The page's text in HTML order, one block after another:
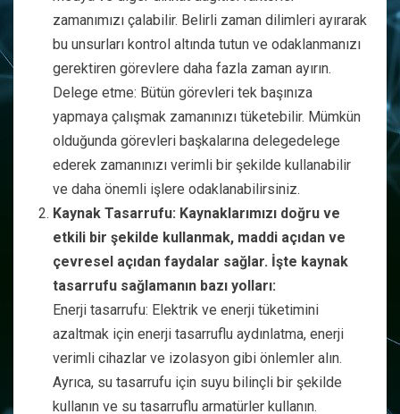
zamanımızı çalabilir. Belirli zaman dilimleri ayırarak
bu unsurları kontrol altında tutun ve odaklanmanızı
gerektiren görevlere daha fazla zaman ayırın.
Delege etme: Bütün görevleri tek başınıza
yapmaya çalışmak zamanınızı tüketebilir. Mümkün
olduğunda görevleri başkalarına delegedelege
ederek zamanınızı verimli bir şekilde kullanabilir
ve daha önemli işlere odaklanabilirsiniz.
Kaynak Tasarrufu: Kaynaklarımızı doğru ve
etkili bir şekilde kullanmak, maddi açıdan ve
çevresel açıdan faydalar sağlar. İşte kaynak
tasarrufu sağlamanın bazı yolları:
Enerji tasarrufu: Elektrik ve enerji tüketimini
azaltmak için enerji tasarruflu aydınlatma, enerji
verimli cihazlar ve izolasyon gibi önlemler alın.
Ayrıca, su tasarrufu için suyu bilinçli bir şekilde
kullanın ve su tasarruflu armatürler kullanın.